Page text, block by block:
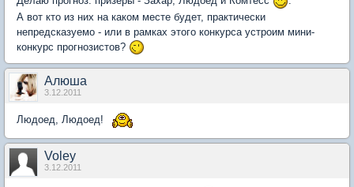
А вот кто из них на каком месте будет, практически
непредсказуемо - или в рамках этого конкурса устроим мини-
конкурс прогнозистов?
Алюша
3.12.2011
Людоед, Людоед!
Voley
3.12.2011